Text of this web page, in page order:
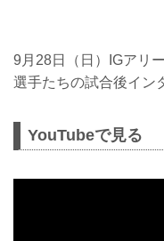
9月28日（日）IGアリ
選手たちの試合後イン
YouTubeで見る